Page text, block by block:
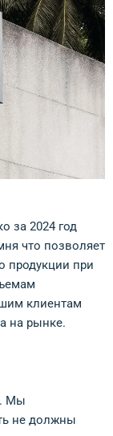
за 2024 год
что позволяет
продукции при
клиентам
на рынке.
Мы
не должны